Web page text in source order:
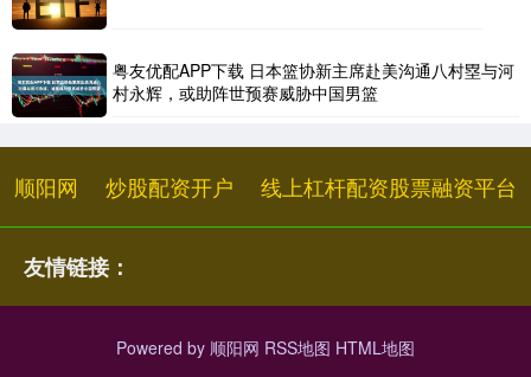
粤友优配APP下载 日本篮协新主席赴美沟通八村塁与河
村永辉，或助阵世预赛威胁中国男篮
顺阳网 炒股配资开户 线上杠杆配资股票融资平台
友情链接：
Powered by 顺阳网 RSS地图 HTML地图